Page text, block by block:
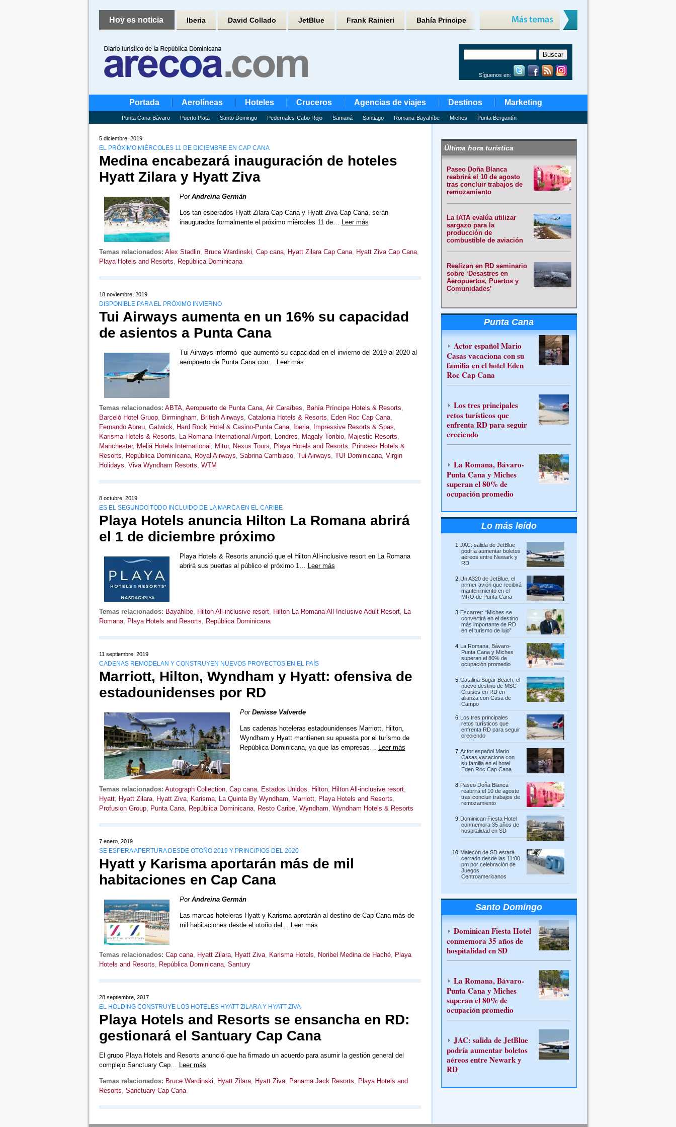
Hoy es noticia Iberia David Collado JetBlue Frank Rainieri Bahía Principe
Síguenos en:
Portada Aerolíneas Hoteles Cruceros Agencias de viajes Destinos Marketing
Punta Cana-Bávaro Puerto Plata Santo Domingo Pedernales-Cabo Rojo Samaná Santiago Romana-Bayahíbe Miches Punta Bergantín
5 diciembre, 2019
EL PRÓXIMO MIÉRCOLES 11 DE DICIEMBRE EN CAP CANA
Medina encabezará inauguración de hoteles
Hyatt Zilara y Hyatt Ziva
Por Andreina Germán
Los tan esperados Hyatt Zilara Cap Cana y Hyatt Ziva Cap Cana, serán
inaugurados formalmente el próximo miércoles 11 de… Leer más
Temas relacionados: Alex Stadlin, Bruce Wardinski, Cap cana, Hyatt Zilara Cap Cana, Hyatt Ziva Cap Cana,
Playa Hotels and Resorts, República Dominicana
18 noviembre, 2019
DISPONIBLE PARA EL PRÓXIMO INVIERNO
Tui Airways aumenta en un 16% su capacidad
de asientos a Punta Cana
Tui Airways informó que aumentó su capacidad en el invierno del 2019 al 2020 al
aeropuerto de Punta Cana con… Leer más
Temas relacionados: ABTA, Aeropuerto de Punta Cana, Air Caraïbes, Bahía Príncipe Hotels & Resorts,
Barceló Hotel Gruop, Birmingham, British Airways, Catalonia Hotels & Resorts, Eden Roc Cap Cana,
Fernando Abreu, Gatwick, Hard Rock Hotel & Casino-Punta Cana, Iberia, Impressive Resorts & Spas,
Karisma Hotels & Resorts, La Romana International Airport, Londres, Magaly Toribio, Majestic Resorts,
Manchester, Meliá Hotels International , Mitur, Nexus Tours, Playa Hotels and Resorts, Princess Hotels &
Resorts, República Dominicana, Royal Airways, Sabrina Cambiaso, Tui Airways, TUI Dominicana, Virgin
Holidays, Viva Wyndham Resorts, WTM
8 octubre, 2019
ES EL SEGUNDO TODO INCLUIDO DE LA MARCA EN EL CARIBE
Playa Hotels anuncia Hilton La Romana abrirá
el 1 de diciembre próximo
Playa Hotels & Resorts anunció que el Hilton All-inclusive resort en La Romana
abrirá sus puertas al público el próximo 1… Leer más
Temas relacionados: Bayahíbe, Hilton All-inclusive resort, Hilton La Romana All Inclusive Adult Resort, La
Romana, Playa Hotels and Resorts, República Dominicana
11 septiembre, 2019
CADENAS REMODELAN Y CONSTRUYEN NUEVOS PROYECTOS EN EL PAÍS
Marriott, Hilton, Wyndham y Hyatt: ofensiva de
estadounidenses por RD
Por Denisse Valverde
Las cadenas hoteleras estadounidenses Marriott, Hilton,
Wyndham y Hyatt mantienen su apuesta por el turismo de
República Dominicana, ya que las empresas… Leer más
Temas relacionados: Autograph Collection, Cap cana, Estados Unidos, Hilton, Hilton All-inclusive resort,
Hyatt, Hyatt Zilara, Hyatt Ziva, Karisma, La Quinta By Wyndham, Marriott, Playa Hotels and Resorts,
Profusion Group, Punta Cana, República Dominicana, Resto Caribe, Wyndham, Wyndham Hotels & Resorts
7 enero, 2019
SE ESPERA APERTURA DESDE OTOÑO 2019 Y PRINCIPIOS DEL 2020
Hyatt y Karisma aportarán más de mil
habitaciones en Cap Cana
Por Andreina Germán
Las marcas hoteleras Hyatt y Karisma aprotarán al destino de Cap Cana más de
mil habitaciones desde el otoño del… Leer más
Temas relacionados: Cap cana, Hyatt Zilara, Hyatt Ziva, Karisma Hotels, Noribel Medina de Haché, Playa
Hotels and Resorts, República Dominicana, Santury
28 septiembre, 2017
EL HOLDING CONSTRUYE LOS HOTELES HYATT ZILARA Y HYATT ZIVA
Playa Hotels and Resorts se ensancha en RD:
gestionará el Santuary Cap Cana
El grupo Playa Hotels and Resorts anunció que ha firmado un acuerdo para asumir la gestión general del
complejo Sanctuary Cap… Leer más
Temas relacionados: Bruce Wardinski, Hyatt Zilara, Hyatt Ziva, Panama Jack Resorts, Playa Hotels and
Resorts, Sanctuary Cap Cana
Última hora turística
Paseo Doña Blanca
reabrirá el 10 de agosto
tras concluir trabajos de
remozamiento
La IATA evalúa utilizar
sargazo para la
producción de
combustible de aviación
Realizan en RD seminario
sobre ‘Desastres en
Aeropuertos, Puertos y
Comunidades’
Punta Cana
Actor español Mario
Casas vacaciona con su
familia en el hotel Eden
Roc Cap Cana
Los tres principales
retos turísticos que
enfrenta RD para seguir
creciendo
La Romana, Bávaro-
Punta Cana y Miches
superan el 80% de
ocupación promedio
Lo más leído
JAC: salida de JetBlue
podría aumentar boletos
aéreos entre Newark y
RD
Un A320 de JetBlue, el
primer avión que recibirá
mantenimiento en el
MRO de Punta Cana
Escarrer: “Miches se
convertirá en el destino
más importante de RD
en el turismo de lujo”
La Romana, Bávaro-
Punta Cana y Miches
superan el 80% de
ocupación promedio
Catalina Sugar Beach, el
nuevo destino de MSC
Cruises en RD en
alianza con Casa de
Campo
Los tres principales
retos turísticos que
enfrenta RD para seguir
creciendo
Actor español Mario
Casas vacaciona con
su familia en el hotel
Eden Roc Cap Cana
Paseo Doña Blanca
reabrirá el 10 de agosto
tras concluir trabajos de
remozamiento
Dominican Fiesta Hotel
conmemora 35 años de
hospitalidad en SD
Malecón de SD estará
cerrado desde las 11:00
pm por celebración de
Juegos
Centroamericanos
Santo Domingo
Dominican Fiesta Hotel
conmemora 35 años de
hospitalidad en SD
La Romana, Bávaro-
Punta Cana y Miches
superan el 80% de
ocupación promedio
JAC: salida de JetBlue
podría aumentar boletos
aéreos entre Newark y
RD